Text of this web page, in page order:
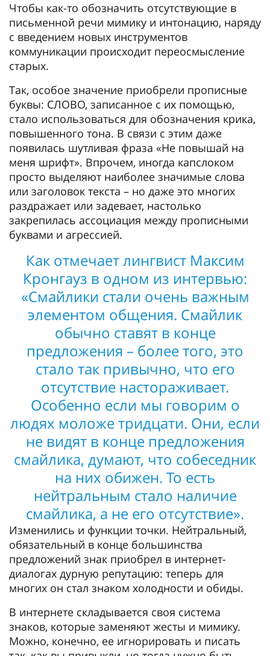
Чтобы как-то обозначить отсутствующие в
письменной речи мимику и интонацию, наряду
с введением новых инструментов
коммуникации происходит переосмысление
старых.
Так, особое значение приобрели прописные
буквы: СЛОВО, записанное с их помощью,
стало использоваться для обозначения крика,
повышенного тона. В связи с этим даже
появилась шутливая фраза «Не повышай на
меня шрифт». Впрочем, иногда капслоком
просто выделяют наиболее значимые слова
или заголовок текста – но даже это многих
раздражает или задевает, настолько
закрепилась ассоциация между прописными
буквами и агрессией.
Как отмечает лингвист Максим
Кронгауз в одном из интервью:
«Смайлики стали очень важным
элементом общения. Смайлик
обычно ставят в конце
предложения – более того, это
стало так привычно, что его
отсутствие настораживает.
Особенно если мы говорим о
людях моложе тридцати. Они, если
не видят в конце предложения
смайлика, думают, что собеседник
на них обижен. То есть
нейтральным стало наличие
смайлика, а не его отсутствие».
Изменились и функции точки. Нейтральный,
обязательный в конце большинства
предложений знак приобрел в интернет-
диалогах дурную репутацию: теперь для
многих он стал знаком холодности и обиды.
В интернете складывается своя система
знаков, которые заменяют жесты и мимику.
Можно, конечно, ее игнорировать и писать